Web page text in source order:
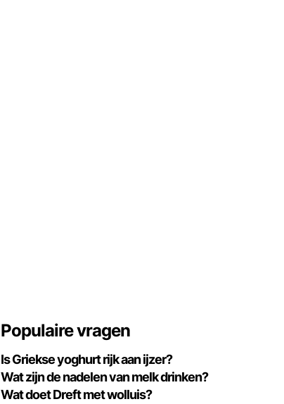
Populaire vragen
Is Griekse yoghurt rijk aan ijzer?
Wat zijn de nadelen van melk drinken?
Wat doet Dreft met wolluis?